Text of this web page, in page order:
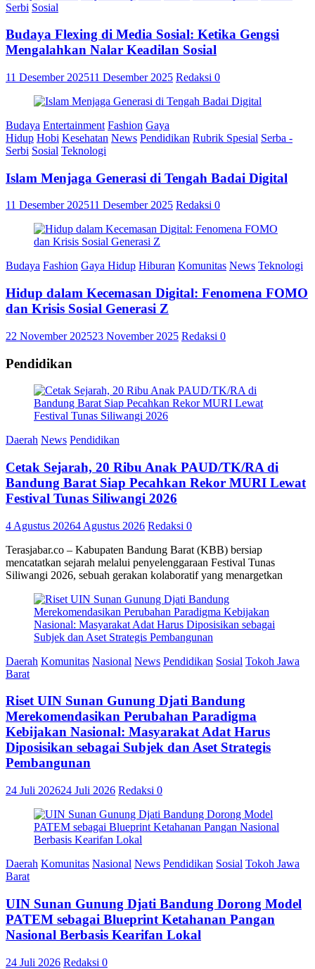
Serbi Sosial
Budaya Flexing di Media Sosial: Ketika Gengsi
Mengalahkan Nalar Keadilan Sosial
11 Desember 202511 Desember 2025 Redaksi 0
Budaya Entertainment Fashion Gaya
Hidup Hobi Kesehatan News Pendidikan Rubrik Spesial Serba -
Serbi Sosial Teknologi
Islam Menjaga Generasi di Tengah Badai Digital
11 Desember 202511 Desember 2025 Redaksi 0
Budaya Fashion Gaya Hidup Hiburan Komunitas News Teknologi
Hidup dalam Kecemasan Digital: Fenomena FOMO
dan Krisis Sosial Generasi Z
22 November 202523 November 2025 Redaksi 0
Pendidikan
Daerah News Pendidikan
Cetak Sejarah, 20 Ribu Anak PAUD/TK/RA di
Bandung Barat Siap Pecahkan Rekor MURI Lewat
Festival Tunas Siliwangi 2026
4 Agustus 20264 Agustus 2026 Redaksi 0
Terasjabar.co – Kabupaten Bandung Barat (KBB) bersiap
mencatatkan sejarah melalui penyelenggaraan Festival Tunas
Siliwangi 2026, sebuah gerakan kolaboratif yang menargetkan
Daerah Komunitas Nasional News Pendidikan Sosial Tokoh Jawa
Barat
Riset UIN Sunan Gunung Djati Bandung
Merekomendasikan Perubahan Paradigma
Kebijakan Nasional: Masyarakat Adat Harus
Diposisikan sebagai Subjek dan Aset Strategis
Pembangunan
24 Juli 202624 Juli 2026 Redaksi 0
Daerah Komunitas Nasional News Pendidikan Sosial Tokoh Jawa
Barat
UIN Sunan Gunung Djati Bandung Dorong Model
PATEM sebagai Blueprint Ketahanan Pangan
Nasional Berbasis Kearifan Lokal
24 Juli 2026 Redaksi 0